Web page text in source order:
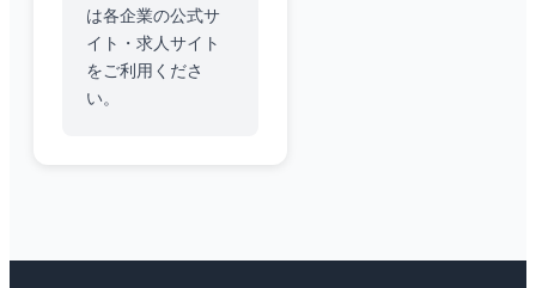
は各企業の公式サ
イト・求人サイト
をご利用くださ
い。